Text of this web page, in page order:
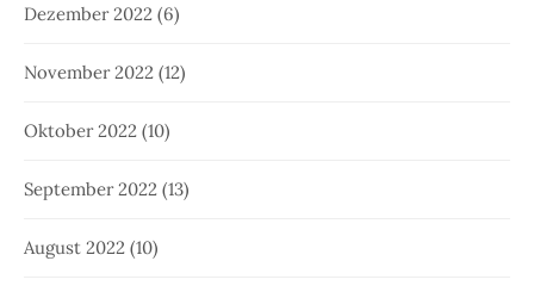
Dezember 2022 (6)
November 2022 (12)
Oktober 2022 (10)
September 2022 (13)
August 2022 (10)